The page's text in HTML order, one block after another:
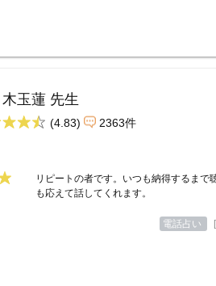
玉蓮 先生
(4.83) 2363件
リピートの者です。いつも納得するまで
も応えて話してくれます。
電話占い